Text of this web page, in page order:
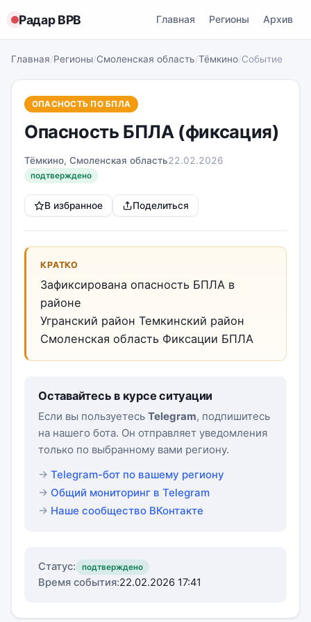
Радар ВРВ Главная Регионы Архив
Главная/Регионы/Смоленская область/Тёмкино/Событие
ОПАСНОСТЬ ПО БПЛА
Опасность БПЛА (фиксация)
Тёмкино, Смоленская область22.02.2026
подтверждено
В избранное Поделиться
КРАТКО
Зафиксирована опасность БПЛА в
районе
Угранский район Темкинский район
Смоленская область Фиксации БПЛА
Оставайтесь в курсе ситуации
Если вы пользуетесь Telegram, подпишитесь
на нашего бота. Он отправляет уведомления
только по выбранному вами региону.
Telegram-бот по вашему региону
Общий мониторинг в Telegram
Наше сообщество ВКонтакте
Статус: подтверждено
Время события:22.02.2026 17:41